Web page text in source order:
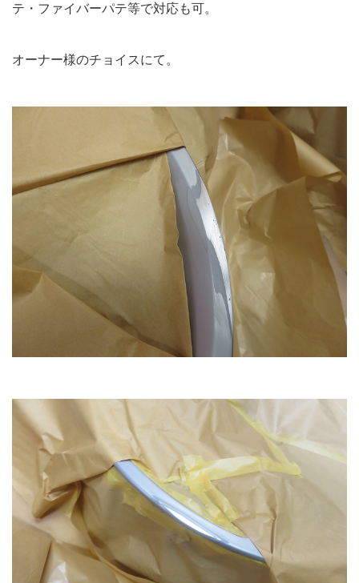
テ・ファイバーパテ等で対応も可。
オーナー様のチョイスにて。